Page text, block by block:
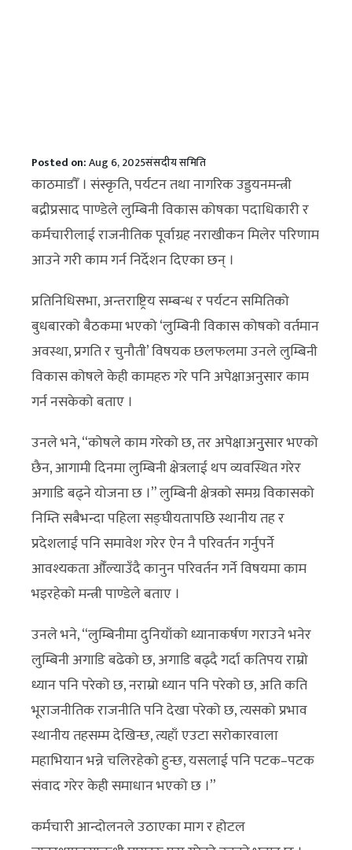
Posted on:Aug 6, 2025संसदीय समिति
काठमाडौँ । संस्कृति, पर्यटन तथा नागरिक उड्डयनमन्त्री
बद्रीप्रसाद पाण्डेले लुम्बिनी विकास कोषका पदाधिकारी र
कर्मचारीलाई राजनीतिक पूर्वाग्रह नराखीकन मिलेर परिणाम
आउने गरी काम गर्न निर्देशन दिएका छन् ।
प्रतिनिधिसभा, अन्तराष्ट्रिय सम्बन्ध र पर्यटन समितिको
बुधबारको बैठकमा भएको ‘लुम्बिनी विकास कोषको वर्तमान
अवस्था, प्रगति र चुनौती’ विषयक छलफलमा उनले लुम्बिनी
विकास कोषले केही कामहरु गरे पनि अपेक्षाअनुसार काम
गर्न नसकेको बताए ।
उनले भने, “कोषले काम गरेको छ, तर अपेक्षाअनुुसार भएको
छैन, आगामी दिनमा लुम्बिनी क्षेत्रलाई थप व्यवस्थित गरेर
अगाडि बढ्ने योजना छ ।” लुम्बिनी क्षेत्रको समग्र विकासको
निम्ति सबैभन्दा पहिला सङ्घीयतापछि स्थानीय तह र
प्रदेशलाई पनि समावेश गरेर ऐन नै परिवर्तन गर्नुपर्ने
आवश्यकता औँल्याउँदै कानुन परिवर्तन गर्ने विषयमा काम
भइरहेको मन्त्री पाण्डेले बताए ।
उनले भने, “लुम्बिनीमा दुनियाँको ध्यानाकर्षण गराउने भनेर
लुम्बिनी अगाडि बढेको छ, अगाडि बढ्दै गर्दा कतिपय राम्रो
ध्यान पनि परेको छ, नराम्रो ध्यान पनि परेको छ, अति कति
भूराजनीतिक राजनीति पनि देखा परेको छ, त्यसको प्रभाव
स्थानीय तहसम्म देखिन्छ, त्यहाँ एउटा सरोकारवाला
महाभियान भन्ने चलिरहेको हुन्छ, यसलाई पनि पटक–पटक
संवाद गरेर केही समाधान भएको छ ।”
कर्मचारी आन्दोलनले उठाएका माग र होटल